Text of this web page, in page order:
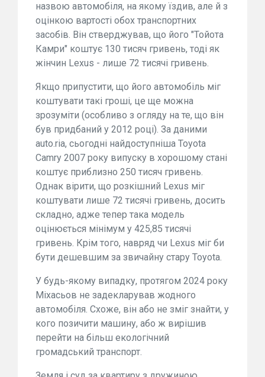
назвою автомобіля, на якому їздив, але й з
оцінкою вартості обох транспортних
засобів. Він стверджував, що його "Тойота
Камри" коштує 130 тисяч гривень, тоді як
жінчин Lexus - лише 72 тисячі гривень.
Якщо припустити, що його автомобіль міг
коштувати такі гроші, це ще можна
зрозуміти (особливо з огляду на те, що він
був придбаний у 2012 році). За даними
auto.ria, сьогодні найдоступніша Toyota
Camry 2007 року випуску в хорошому стані
коштує приблизно 250 тисяч гривень.
Однак вірити, що розкішний Lexus міг
коштувати лише 72 тисячі гривень, досить
складно, адже тепер така модель
оцінюється мінімум у 425,85 тисячі
гривень. Крім того, навряд чи Lexus міг би
бути дешевшим за звичайну стару Toyota.
У будь-якому випадку, протягом 2024 року
Міхасьов не задекларував жодного
автомобіля. Схоже, він або не зміг знайти, у
кого позичити машину, або ж вирішив
перейти на більш екологічний
громадський транспорт.